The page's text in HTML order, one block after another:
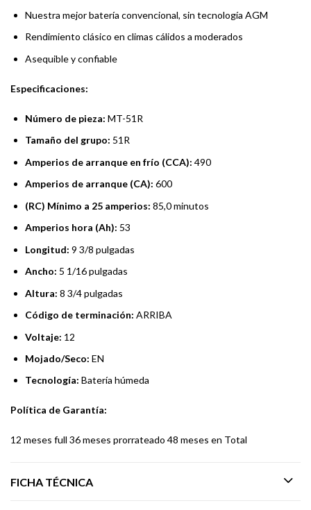
Nuestra mejor batería convencional, sin tecnología AGM
Rendimiento clásico en climas cálidos a moderados
Asequible y confiable
Especificaciones:
Número de pieza: MT-51R
Tamaño del grupo: 51R
Amperios de arranque en frío (CCA): 490
Amperios de arranque (CA): 600
(RC) Mínimo a 25 amperios: 85,0 minutos
Amperios hora (Ah): 53
Longitud: 9 3/8 pulgadas
Ancho: 5 1/16 pulgadas
Altura: 8 3/4 pulgadas
Código de terminación: ARRIBA
Voltaje: 12
Mojado/Seco: EN
Tecnología: Batería húmeda
Política de Garantía:
12 meses full 36 meses prorrateado 48 meses en Total
FICHA TÉCNICA